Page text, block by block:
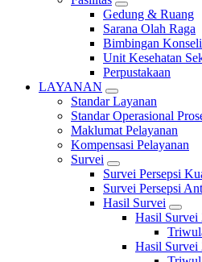
Gedung & Ruang
Sarana Olah Raga
Bimbingan
Unit Kesehatan
Perpustakaan
LAYANAN
Standar Layanan
Standar Operasional
Maklumat Pelayanan
Kompensasi Pelayanan
Survei
Survei Persepsi
Survei Persepsi
Hasil Survei
Hasil Survei
Hasil Survei